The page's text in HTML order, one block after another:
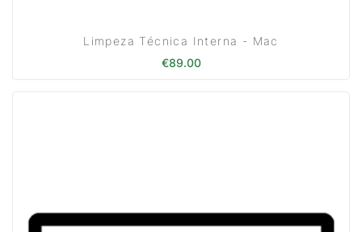
Limpeza Técnica Interna - Mac
€89.00